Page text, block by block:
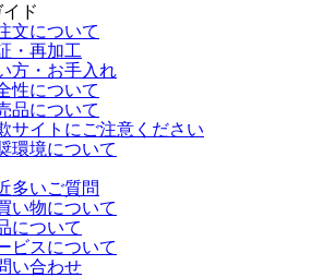
ド
文について
・再加工
方・お手入れ
性について
品について
サイトにご注意ください
環境について
多いご質問
い物について
について
ビスについて
い合わせ